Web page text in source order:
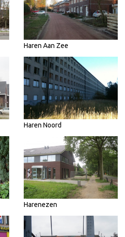
Haren Aan Zee
Haren Noord
Harenezen